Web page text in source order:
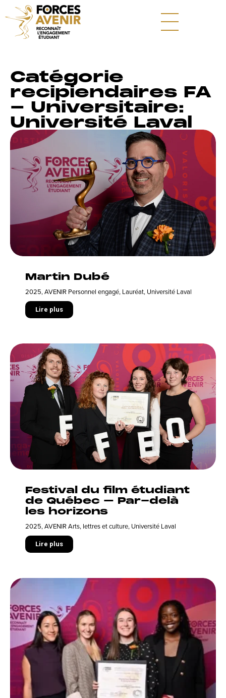
Catégorie
recipiendaires FA
- Universitaire:
Université Laval
Martin Dubé
2025,AVENIR Personnel engagé, Lauréat, Université Laval
Lire plus
Festival du film étudiant
de Québec – Par-delà
les horizons
2025,AVENIR Arts, lettres et culture, Université Laval
Lire plus